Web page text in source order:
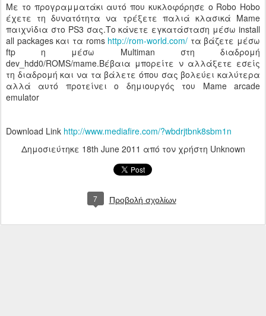
Με το προγραμματάκι αυτό που κυκλοφόρησε ο Robo Hobo
έχετε τη δυνατότητα να τρέξετε παλιά κλασικά Mame
παιχνίδια στο PS3 σας.Το κάνετε εγκατάσταση μέσω install
all packages και τα roms http://rom-world.com/ τα βάζετε μέσω
ftp η μέσω Μultiman στη διαδρομή
dev_hdd0/ROMS/mame.Βέβαια μπορείτε ν αλλάξετε εσείς
τη διαδρομή και να τα βάλετε όπου σας βολεύει καλύτερα
αλλά αυτό προτείνει ο δημιουργός του Mame arcade
emulator
Download Link http://www.mediafire.com/?wbdrjtbnk8sbm1n
Δημοσιεύτηκε 18th June 2011 από τον χρήστη Unknown
7 Προβολή σχολίων